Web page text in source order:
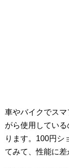
車やバイクでス
がら使用してい
ります。100円シ
てみて、性能に差